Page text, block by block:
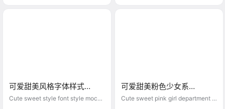
可爱甜美风格字体样式
mockups素材ps样机
Cute sweet style font style mocku
可爱甜美粉色少女系
mockups素材ps样机
Cute sweet pink girl department m